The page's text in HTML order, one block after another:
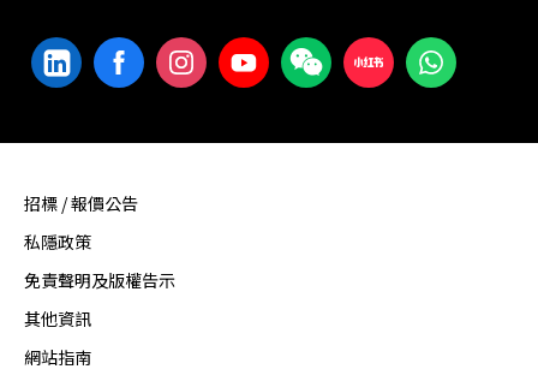
招標 / 報價公告
私隱政策
免責聲明及版權告示
其他資訊
網站指南